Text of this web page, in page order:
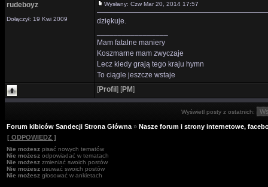
rudeboyz
Dołączył: 19 Kwi 2009
Wysłany: Czw Mar 20, 2014 17:57
dziękuje.
Mam fatalne maniery
Koszmarne mam zwyczaje
Lecz kiedy grają tego kraju hymn
To ciągle jeszcze wstaje
[Profil ] [PM]
Wyświetl posty z ostatnich:
Forum kibiców Sandecji Strona Główna » Nasze forum i strony internetowe,
[ ODPOWIEDZ ]
Nie możesz pisać nowych tematów
Nie możesz odpowiadać w tematach
Nie możesz zmieniać swoich postów
Nie możesz usuwać swoich postów
Nie możesz głosować w ankietach